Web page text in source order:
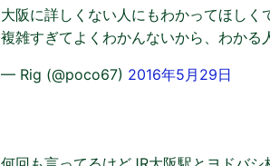
大阪に詳しくない人にもわかってほしく
複雑すぎてよくわかんないから、わかる
— Rig (@poco67) 2016年5月29日